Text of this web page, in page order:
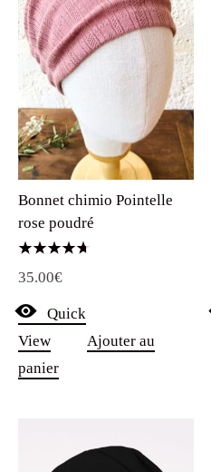
Bonnet chimio Pointelle
rose poudré
4.67
35.00€
Quick
View
Ajouter au
panier